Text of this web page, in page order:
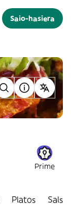
Saio-hasiera
Prime
Platos Salsas